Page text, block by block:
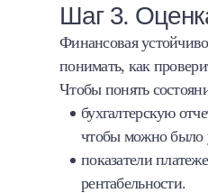
Шаг 3.
Финансовая
понимать, как
Чтобы понять
бухгалтерскую
чтобы можно было
показатели
рентабельности.